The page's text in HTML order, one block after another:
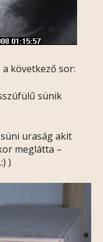
következő sor:
sünik
uraság akit
meglátta –
)